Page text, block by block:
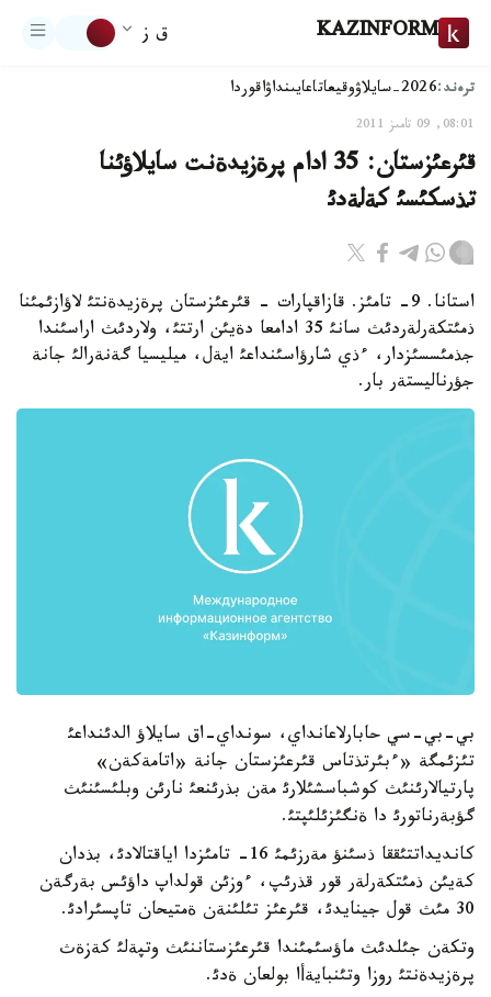
KAZINFORM ق ز
ترەند:2026-سايلاۋ وقيعاتاعايىنداۋاقوردا
08:01, 09 تامىز 2011
قئرعئزستان: 35 ادام پرةزيدةنت سايلاؤئنا
تذسكئسئ كةلةدئ
استانا. 9- تامئز. قازاقپارات - قئرعئزستان پرةزيدةنتئ لاؤازئمئنا
ذمئتكةرلةردئث سانئ 35 ادامعا دةيئن ارتتئ، ولاردئث اراسئندا
جذمئسسئزدار، ءذي شارؤاسئنداعئ ايةل، ميليسيا گةنةرالئ جانة
جؤرناليستةر بار.
بي-بي-سي حابارلاعانداي، سونداي-اق سايلاؤ الدئنداعئ
تئزئمگة «ءبئرتذتاس قئرعئزستان جانة «اتامةكةن»
پارتيالارئنئث كوشباسشئلارئ مةن بذرئنعئ نارئن وبلئسئنئث
گؤبةرناتورئ دا ةنگئزئلئپتئ.
كانديداتتئققا ذسئنؤ مةرزئمئ 16- تامئزدا اياقتالادئ، بذدان
كةيئن ذمئتكةرلةر قور قذرئپ، ءوزئن قولداپ داؤئس بةرگةن
30 مئث قول جينايدئ، قئرعئز تئلئنةن ةمتيحان تاپسئرادئ.
وتكةن جئلدئث ماؤسئمئندا قئرعئزستاننئث وتپةلئ كةزةث
پرةزيدةنتئ روزا وتئنبايةأا بولعان ةدئ.